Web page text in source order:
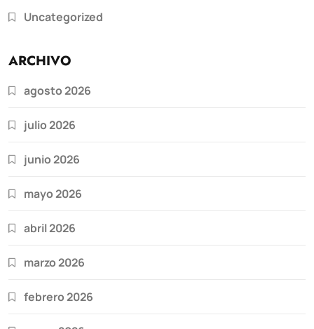
Uncategorized
ARCHIVO
agosto 2026
julio 2026
junio 2026
mayo 2026
abril 2026
marzo 2026
febrero 2026